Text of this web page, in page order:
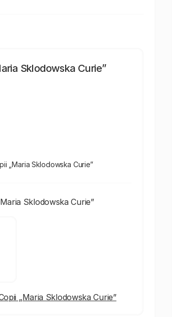
Sklodowska Curie”
„Maria Sklodowska Curie”
Sklodowska Curie”
„Maria Sklodowska Curie”